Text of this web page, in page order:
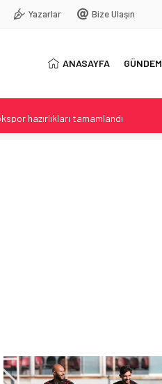
Yazarlar Bize Ulaşın
ANASAYFA GÜNDEM
hazırlıkları tamamlandı
sert eleştiri ve ABDk’te tartışma